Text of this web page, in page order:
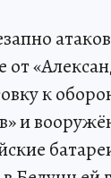
к
и